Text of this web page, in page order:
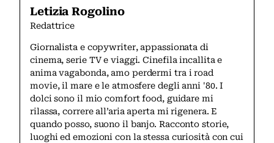
Letizia Rogolino
Redattrice
Giornalista e copywriter, appassionata di
cinema, serie TV e viaggi. Cinefila incallita e
anima vagabonda, amo perdermi tra i road
movie, il mare e le atmosfere degli anni '80. I
dolci sono il mio comfort food, guidare mi
rilassa, correre all’aria aperta mi rigenera. E
quando posso, suono il banjo. Racconto storie,
luoghi ed emozioni con la stessa curiosità con cui